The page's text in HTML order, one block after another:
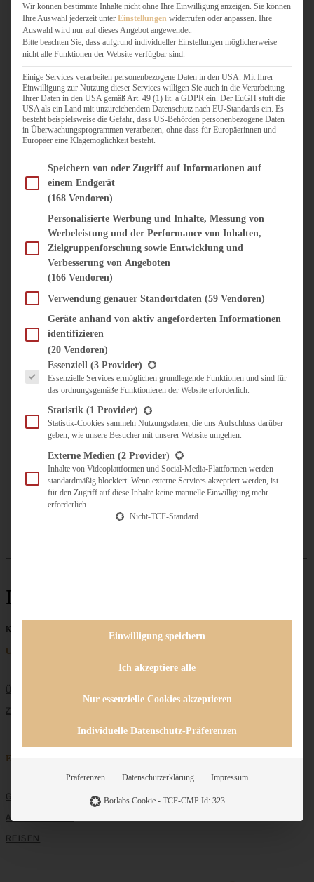
BURGER & SANDWICHES
FIX AUF DEM TISCH
FLEISCH & FISCH
GRILLEN / BARBECUE
HERZHAFTES BACKEN
ONE-POT-GERICHTE
PASTA & NUDELGERICHTE
PIZZA, TARTES & QUICHES
REIS & RISOTTO
SALATE & SNACKS
SUPPENKASPEREIEN
VORSPEISEN
SÜSS & HERZHAFT
BROTAUFSTRICH
DIPS, SAUCEN, CHUTNEYS
KÜCHENGESCHENKE
UNTERWEGS
KULINARISCH UNTERWEGS
ÜBER MICH
ZUSAMMENARBEIT
Linseneintopf
Keine Beiträge gefunden
Unternehmen
ÜBER MICH
ZUSAMMENARBEIT
Entdecken
GRUNDLAGEN
ALLE REZEPTE
REISEN
Wir können bestimmte Inhalte nicht ohne Ihre Einwilligung anzeigen. Sie können
Ihre Auswahl jederzeit unter Einstellungen widerrufen oder anpassen. Ihre
Auswahl wird nur auf dieses Angebot angewendet.
Bitte beachten Sie, dass aufgrund individueller Einstellungen möglicherweise
nicht alle Funktionen der Website verfügbar sind.
Einige Services verarbeiten personenbezogene Daten in den USA. Mit Ihrer
Einwilligung zur Nutzung dieser Services willigen Sie auch in die Verarbeitung
Ihrer Daten in den USA gemäß Art. 49 (1) lit. a GDPR ein. Der EuGH stuft die
USA als ein Land mit unzureichendem Datenschutz nach EU-Standards ein. Es
besteht beispielsweise die Gefahr, dass US-Behörden personenbezogene Daten
in Überwachungsprogrammen verarbeiten, ohne dass für Europäerinnen und
Europäer eine Klagemöglichkeit besteht.
Im Folgenden finden Sie eine Liste der Zwecke des IAB Transparency and Consent
Speichern von oder Zugriff auf Informationen auf
einem Endgerät
(168 Vendoren)
Personalisierte Werbung und Inhalte, Messung von
Werbeleistung und der Performance von Inhalten,
Zielgruppenforschung sowie Entwicklung und
Verbesserung von Angeboten
(166 Vendoren)
Verwendung genauer Standortdaten (59 Vendoren)
Geräte anhand von aktiv angeforderten Informationen
identifizieren
(20 Vendoren)
Es folgt eine Liste der Service-Gruppen, für die eine Einwilligung erteilt werden
Essenziell (3 Provider)
Essenzielle Services ermöglichen grundlegende Funktionen und sind für
das ordnungsgemäße Funktionieren der Website erforderlich.
Statistik (1 Provider)
Statistik-Cookies sammeln Nutzungsdaten, die uns Aufschluss darüber
geben, wie unsere Besucher mit unserer Website umgehen.
Externe Medien (2 Provider)
Inhalte von Videoplattformen und Social-Media-Plattformen werden
standardmäßig blockiert. Wenn externe Services akzeptiert werden, ist
für den Zugriff auf diese Inhalte keine manuelle Einwilligung mehr
erforderlich.
Nicht-TCF-Standard
Einwilligung speichern
Ich akzeptiere alle
Nur essenzielle Cookies akzeptieren
Individuelle Datenschutz-Präferenzen
Präferenzen Datenschutzerklärung Impressum
Borlabs Cookie - TCF-CMP Id: 323